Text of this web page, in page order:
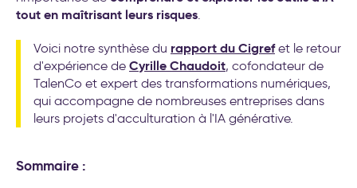
Séminaire d′engagement
stratégique
Formations aux nouveaux
modes de travail
Formations intelligence
artificielle générative
transformation de l’entreprise
tout en maîtrisant leurs risques.
Voici notre synthèse du rapport du Cigrefet le retour
d'expérience de Cyrille Chaudoit, cofondateur de
TalenCo et expert des transformations numériques,
qui accompagne de nombreuses entreprises dans
leurs projets d'acculturation à l'IA générative.
Sommaire :